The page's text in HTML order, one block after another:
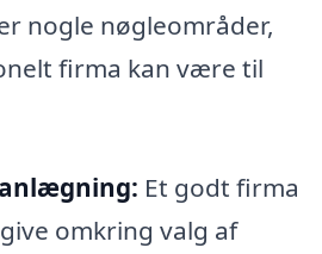
nogle nøgleområder,
firma kan være til
Et godt firma
omkring valg af